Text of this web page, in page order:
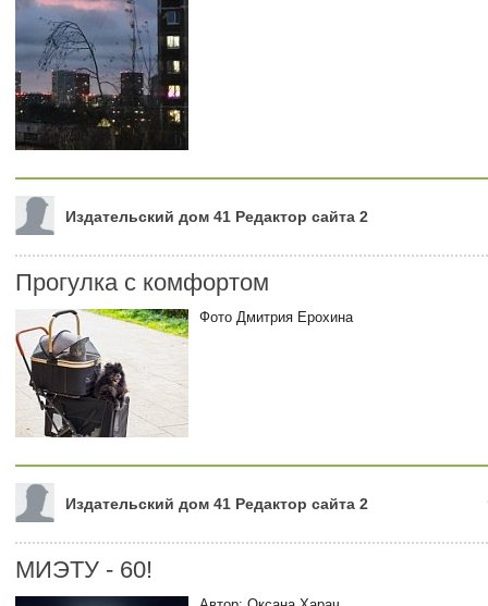
Издательский дом 41 Редактор сайта 2
Прогулка с комфортом
Фото Дмитрия Ерохина
Издательский дом 41 Редактор сайта 2
МИЭТУ - 60!